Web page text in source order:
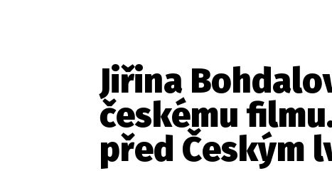
Etický kodex Redakce
Provozovatelem serveru
Jiřina
českému
před Českým